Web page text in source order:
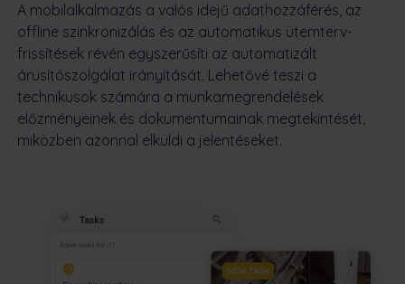
A mobilalkalmazás a valós idejű adathozzáférés, az
offline szinkronizálás és az automatikus ütemterv-
frissítések révén egyszerűsíti az automatizált
árusítószolgálat irányítását. Lehetővé teszi a
technikusok számára a munkamegrendelések
előzményeinek és dokumentumainak megtekintését,
miközben azonnal elküldi a jelentéseket.